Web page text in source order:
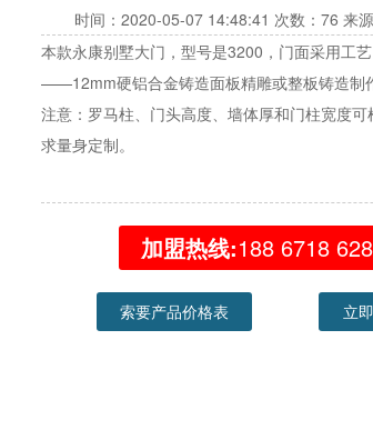
时间：2020-05-07 14:48:41 次数：76 来
本款永康别墅大门，型号是3200，门面采用工
——12mm硬铝合金铸造面板精雕或整板铸造制
注意：罗马柱、门头高度、墙体厚和门柱宽度
求量身定制。
加盟热线:188 6718
索要产品价格表 立